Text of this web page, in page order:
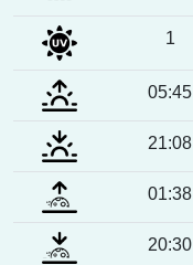
1
05:45
21:08
01:38
20:30